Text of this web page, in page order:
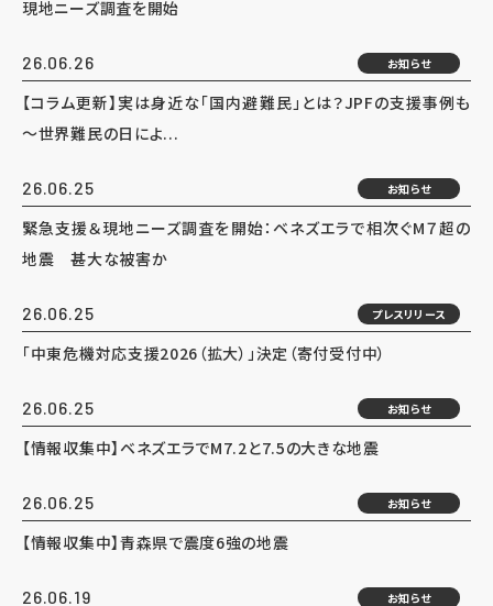
現地ニーズ調査を開始
26.06.26 お知らせ
【コラム更新】実は身近な「国内避難民」とは？JPFの支援事例も
～世界難民の日によ...
26.06.25 お知らせ
緊急支援＆現地ニーズ調査を開始：ベネズエラで相次ぐM７超の
地震 甚大な被害か
26.06.25 プレスリリース
「中東危機対応支援2026（拡大）」決定（寄付受付中）
26.06.25 お知らせ
【情報収集中】ベネズエラでM7.2と7.5の大きな地震
26.06.25 お知らせ
【情報収集中】青森県で震度6強の地震
26.06.19 お知らせ